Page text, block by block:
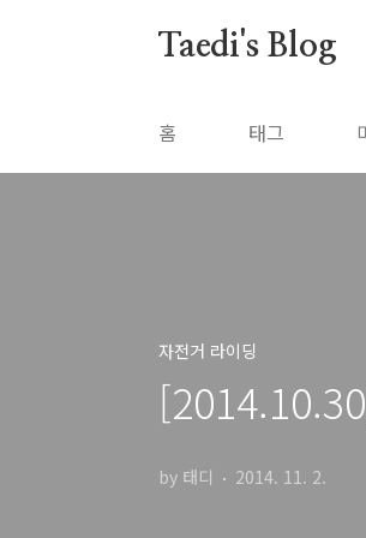
Taedi's Blog
홈 태그
자전거 라이딩
by 태디 2014. 11. 2.